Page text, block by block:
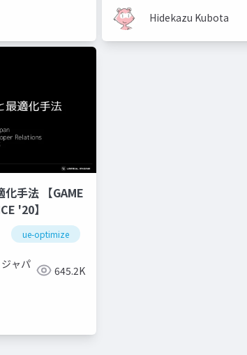
Hidekazu Kubota
手法 【GAME
'20】
ue-optimize
ャパ
645.2K